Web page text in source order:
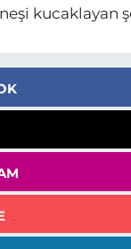
kucaklayan